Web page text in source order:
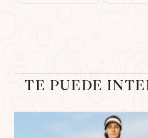
TE PUEDE